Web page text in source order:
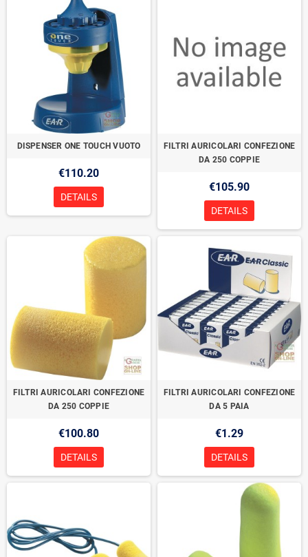
DISPENSER ONE TOUCH VUOTO
€110.20
DETAILS
FILTRI AURICOLARI CONFEZIONE
DA 250 COPPIE
€105.90
DETAILS
FILTRI AURICOLARI CONFEZIONE
DA 250 COPPIE
€100.80
DETAILS
FILTRI AURICOLARI CONFEZIONE
DA 5 PAIA
€1.29
DETAILS